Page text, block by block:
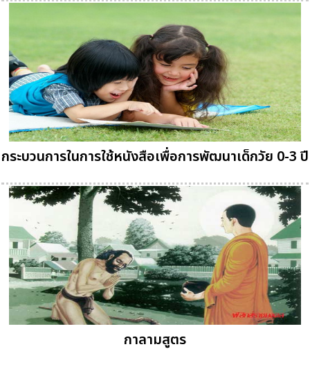
กระบวนการในการใช้หนังสือเพื่อการพัฒนาเด็กวัย 0-3 ปี
กาลามสูตร